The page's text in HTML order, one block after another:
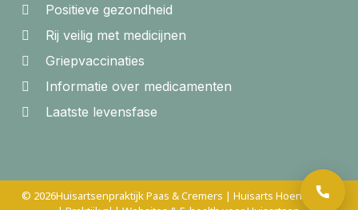
Positieve gezondheid
Rij veilig met medicijnen
Griepvaccinaties
Informatie over medicamenten
Laatste levensfase
© 2026Huisartsenpraktijk Paas & Cremers | Huisarts Hoensbroek